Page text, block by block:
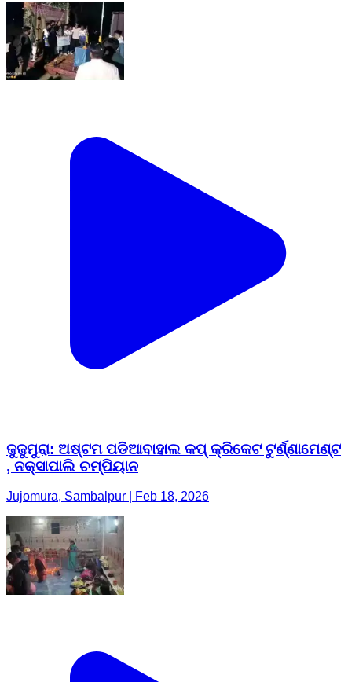
ଜୁଜୁମୁରା: ଅଷ୍ଟମ ପଡିଆବାହାଲ କପ୍ କ୍ରିକେଟ ଟୁର୍ଣ୍ଣାମେଣ୍ଟ
, ନକ୍ସାପାଲି ଚମ୍ପିୟାନ
Jujomura, Sambalpur | Feb 18, 2026